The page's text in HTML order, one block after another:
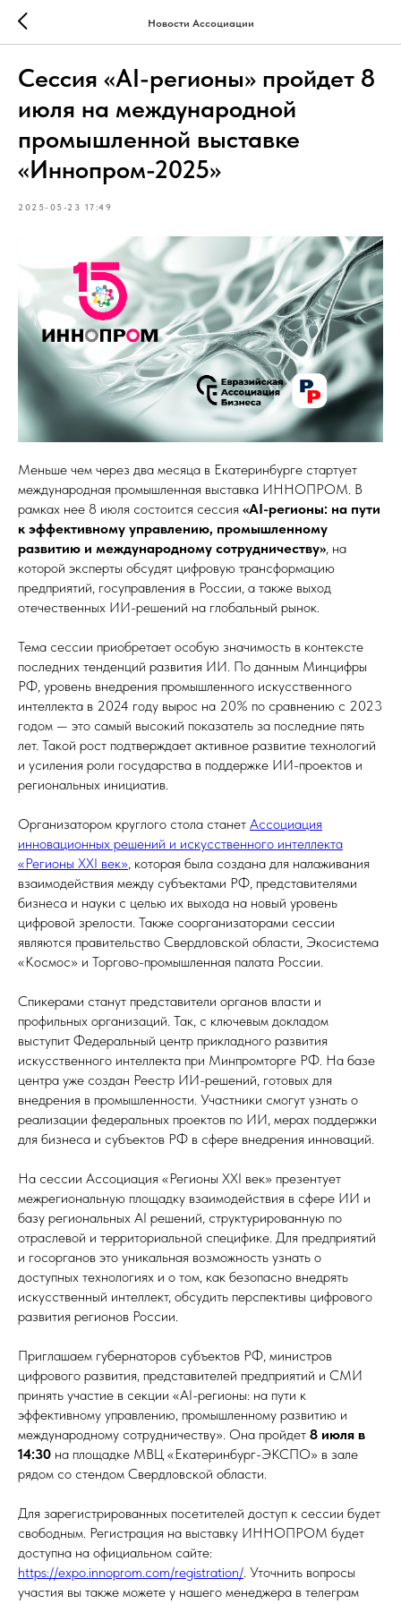
Новости Ассоциации
Сессия «AI-регионы» пройдет 8
июля на международной
промышленной выставке
«Иннопром-2025»
2025-05-23 17:49
Меньше чем через два месяца в Екатеринбурге стартует
международная промышленная выставка ИННОПРОМ. В
рамках нее 8 июля состоится сессия «AI-регионы: на пути
к эффективному управлению, промышленному
развитию и международному сотрудничеству» , на
которой эксперты обсудят цифровую трансформацию
предприятий, госуправления в России, а также выход
отечественных ИИ-решений на глобальный рынок.
Тема сессии приобретает особую значимость в контексте
последних тенденций развития ИИ. По данным Минцифры
РФ, уровень внедрения промышленного искусственного
интеллекта в 2024 году вырос на 20% по сравнению с 2023
годом — это самый высокий показатель за последние пять
лет. Такой рост подтверждает активное развитие технологий
и усиления роли государства в поддержке ИИ-проектов и
региональных инициатив.
Организатором круглого стола станет Ассоциация
инновационных решений и искусственного интеллекта
«Регионы XXI век» , которая была создана для налаживания
взаимодействия между субъектами РФ, представителями
бизнеса и науки с целью их выхода на новый уровень
цифровой зрелости. Также соорганизаторами сессии
являются правительство Свердловской области, Экосистема
«Космос» и Торгово-промышленная палата России.
Спикерами станут представители органов власти и
профильных организаций. Так, с ключевым докладом
выступит Федеральный центр прикладного развития
искусственного интеллекта при Минпромторге РФ. На базе
центра уже создан Реестр ИИ-решений, готовых для
внедрения в промышленности. Участники смогут узнать о
реализации федеральных проектов по ИИ, мерах поддержки
для бизнеса и субъектов РФ в сфере внедрения инноваций.
На сессии Ассоциация «Регионы XXI век» презентует
межрегиональную площадку взаимодействия в сфере ИИ и
базу региональных AI решений, структурированную по
отраслевой и территориальной специфике. Для предприятий
и госорганов это уникальная возможность узнать о
доступных технологиях и о том, как безопасно внедрять
искусственный интеллект, обсудить перспективы цифрового
развития регионов России.
Приглашаем губернаторов субъектов РФ, министров
цифрового развития, представителей предприятий и СМИ
принять участие в секции «AI-регионы: на пути к
эффективному управлению, промышленному развитию и
международному сотрудничеству». Она пройдет 8 июля в
14:30 на площадке МВЦ «Екатеринбург-ЭКСПО» в зале
рядом со стендом Свердловской области.
Для зарегистрированных посетителей доступ к сессии будет
свободным. Регистрация на выставку ИННОПРОМ будет
доступна на официальном сайте:
https://expo.innoprom.com/registration/ . Уточнить вопросы
участия вы также можете у нашего менеджера в телеграм